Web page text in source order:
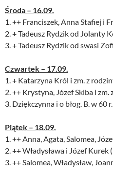
Środa – 16.09.
1. ++ Franciszek, Anna Stafiej i
2. + Tadeusz Rydzik od Jolanty
3. + Tadeusz Rydzik od swasi
Czwartek – 17.09.
1. + Katarzyna Król i zm. z
2. ++ Krystyna, Józef Skiba i zm.
3. Dziękczynna i o błog. B. w 60
Piątek – 18.09.
1. ++ Anna, Agata, Salomea,
2. ++ Władysława i Józef Kurek
3. ++ Salomea, Władysław,